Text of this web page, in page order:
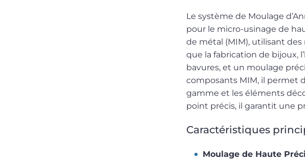
Le système de Moulage
pour le micro-usinage de
de métal (MIM), utilisant
que la fabrication de bijoux,
bavures, et un moulage
composants MIM, il permet
gamme et les éléments
point précis, il garantit une
Caractéristiques
Moulage de Haute